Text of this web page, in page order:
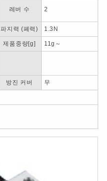
레버 수 2
파지력 (폐력) 1.3N
제품중량[g] 11g～
방진 커버 무